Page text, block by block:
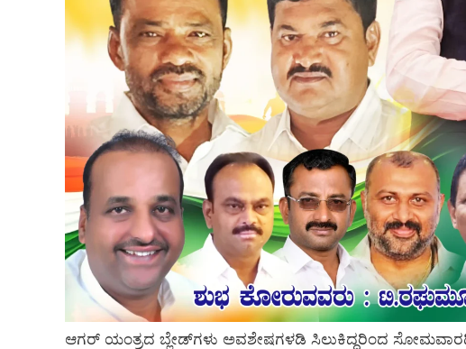
ಆಗರ್ ಯಂತ್ರದ ಬ್ಲೇಡ್‌ಗಳು ಅವಶೇಷಗಳಡಿ ಸಿಲುಕಿದ್ದರಿಂದ